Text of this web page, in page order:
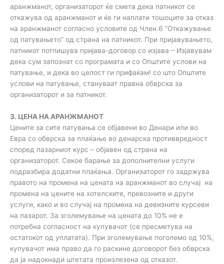
аранжманот, организаторот ќе смета дека патникот се
откажува од аранжманот и ќе ги наплати тошоците за отказ
на аранжманот согласно условите од Член.6 “Откажување
од патувањето” од страна на патникот. При пријавувањето,
патникот потпишува пријава-договор со изјава – Изјавувам
дека сум запознат со програмата и со Општите услови на
патување, и дека во целост ги прифаќам! со што Општите
услови на патување, стануваат правна обврска за
организаторот и за патникот.
3. ЦЕНА НА АРАНЖМАНОТ
Цените за сите патувања се објавени во Денари или во
Евра со обврска за плаќање во денарска противвредност
според пазарниот курс – објавен од страна на
организаторот. Секое барање за дополнителни услуги
подразбира додатни плаќања. Организаторот го задржува
правото на промена на цената на аранжманот во случај на
промена на цените на хотелските, превозните и други
услуги, како и во случај на промена на девизните курсеви
на пазарот. За зголемување на цената до 10% не е
потребна согласност на купувачот (се пресметува на
остатокот од уплатата). При зголемување поголемо од 10%,
купувачот има право да го раскине договорот без обврска
да ја надокнади штетата произлезена од отказот.